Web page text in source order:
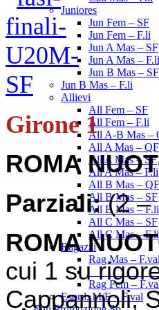
Juniores
Jun Fem – SF
Jun Fem – F.li
Jun A Mas – SF
Jun A Mas – F.li
Jun B Mas – SF
Jun B Mas – F.li
Allievi
All Fem – SF
All Fem – F.li
All A-B Mas –
All A Mas – QF
All A Mas – SF
All A Mas – F.li
All B Mas – QF
All B Mas – SF
All B Mas – F.li
All C Mas – SF
All C Mas – F.li
Ragazzi
Rag Mas – F.val
Rag Fem –
Esord. M/F – F.val
Girone 1
ROMA
Parziali:(2 –
ROMA
cui 1 su
Cappannoli,